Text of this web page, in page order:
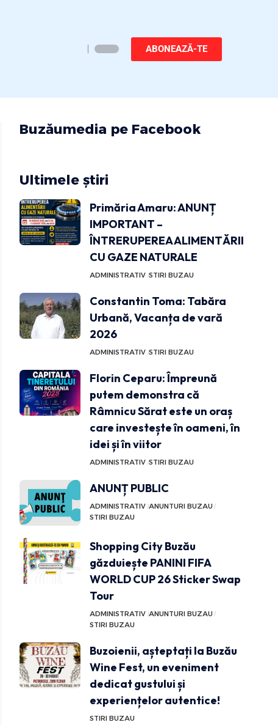
ABONEAZĂ-TE
Buzăumedia pe Facebook
Ultimele știri
Primăria Amaru: ANUNȚ
IMPORTANT –
ÎNTRERUPEREA ALIMENTĂRII
CU GAZE NATURALE
ADMINISTRATIV STIRI BUZAU
Constantin Toma: Tabăra
Urbană, Vacanța de vară
2026
ADMINISTRATIV STIRI BUZAU
Florin Ceparu: Împreună
putem demonstra că
Râmnicu Sărat este un oraș
care investește în oameni, în
idei și în viitor
ADMINISTRATIV STIRI BUZAU
ANUNȚ PUBLIC
ADMINISTRATIV ANUNTURI BUZAU
STIRI BUZAU
Shopping City Buzău
găzduiește PANINI FIFA
WORLD CUP 26 Sticker Swap
Tour
ADMINISTRATIV ANUNTURI BUZAU
STIRI BUZAU
Buzoienii, așteptați la Buzău
Wine Fest, un eveniment
dedicat gustului și
experiențelor autentice!
STIRI BUZAU